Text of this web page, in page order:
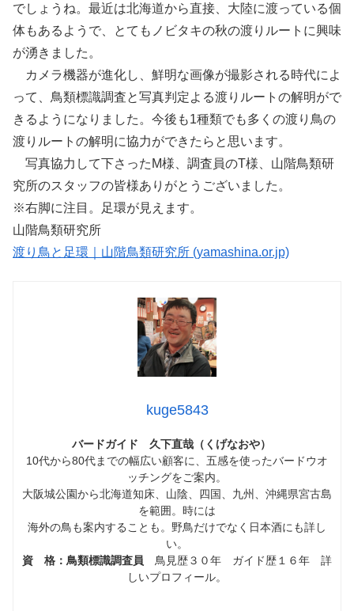
でしょうね。最近は北海道から直接、大陸に渡っている個
体もあるようで、とてもノビタキの秋の渡りルートに興味
が湧きました。
カメラ機器が進化し、鮮明な画像が撮影される時代によ
って、鳥類標識調査と写真判定よる渡りルートの解明がで
きるようになりました。今後も1種類でも多くの渡り鳥の
渡りルートの解明に協力ができたらと思います。
写真協力して下さったM様、調査員のT様、山階鳥類研
究所のスタッフの皆様ありがとうございました。
※右脚に注目。足環が見えます。
山階鳥類研究所
渡り鳥と足環｜山階鳥類研究所 (yamashina.or.jp)
kuge5843
バードガイド 久下直哉（くげなおや）
10代から80代までの幅広い顧客に、五感を使ったバードウオ
ッチングをご案内。
大阪城公園から北海道知床、山陰、四国、九州、沖縄県宮古島
を範囲。時には
海外の鳥も案内することも。野鳥だけでなく日本酒にも詳し
い。
資 格：鳥類標識調査員 鳥見歴３０年 ガイド歴１６年 詳
しいプロフィール。